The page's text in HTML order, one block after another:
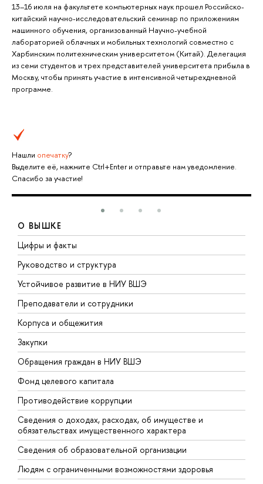
13–16 июля на факультете компьютерных наук прошел Российско-
китайский научно-исследовательский семинар по приложениям
машинного обучения, организованный Научно-учебной
лабораторией облачных и мобильных технологий совместно с
Харбинским политехническим университетом (Китай). Делегация
из семи студентов и трех представителей университета прибыла в
Москву, чтобы принять участие в интенсивной четырехдневной
программе.
Нашли опечатку?
Выделите её, нажмите Ctrl+Enter и отправьте нам уведомление.
Спасибо за участие!
О ВЫШКЕ
Цифры и факты
Руководство и структура
Устойчивое развитие в НИУ ВШЭ
Преподаватели и сотрудники
Корпуса и общежития
Закупки
Обращения граждан в НИУ ВШЭ
Фонд целевого капитала
Противодействие коррупции
Сведения о доходах, расходах, об имуществе и
обязательствах имущественного характера
Сведения об образовательной организации
Людям с ограниченными возможностями здоровья